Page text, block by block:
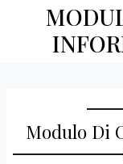
Modulo Di